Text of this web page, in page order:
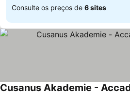
Consulte os preços de 6 sites
Cusanus Akademie -